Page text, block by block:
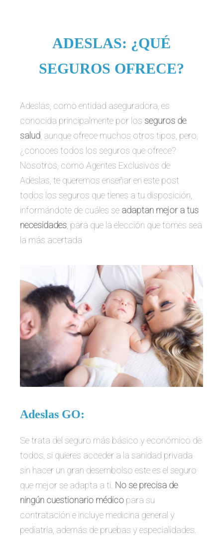
ADESLAS: ¿QUÉ
SEGUROS OFRECE?
Adeslas, como entidad aseguradora, es
conocida principalmente por los seguros de
salud , aunque ofrece muchos otros tipos, pero,
¿conoces todos los seguros que ofrece?
Nosotros, como Agentes Exclusivos de
Adeslas, te queremos enseñar en este post
todos los seguros que tienes a tu disposición,
informándote de cuáles se adaptan mejor a tus
necesidades , para que la elección que tomes sea
la más acertada
Adeslas GO:
Se trata del seguro más básico y económico de
todos, si quieres acceder a la sanidad privada
sin hacer un gran desembolso este es el seguro
que mejor se adapta a ti. No se precisa de
ningún cuestionario médico para su
contratación e incluye medicina general y
pediatría, además de pruebas y especialidades.